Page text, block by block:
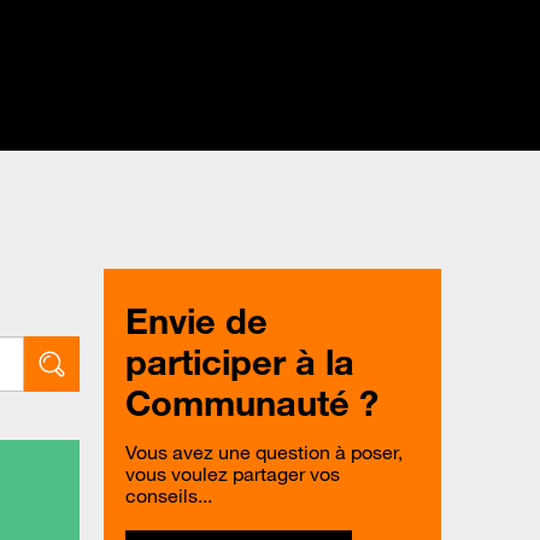
Envie de
participer à la
Communauté ?
Vous avez une question à poser,
vous voulez partager vos
conseils...